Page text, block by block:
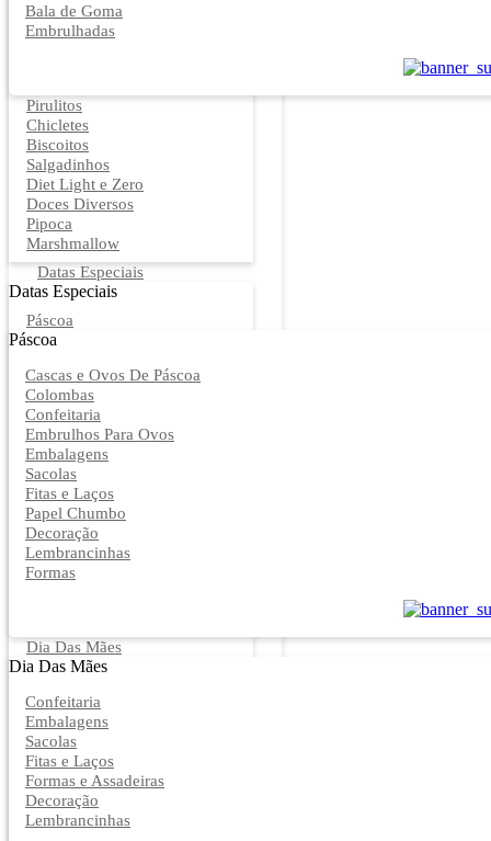
Bala de Goma
Embrulhadas
Pirulitos
Chicletes
Biscoitos
Salgadinhos
Diet Light e Zero
Doces Diversos
Pipoca
Marshmallow
Datas Especiais
Datas Especiais
Páscoa
Páscoa
Cascas e Ovos De Páscoa
Colombas
Confeitaria
Embrulhos Para Ovos
Embalagens
Sacolas
Fitas e Laços
Papel Chumbo
Decoração
Lembrancinhas
Formas
Dia Das Mães
Dia Das Mães
Confeitaria
Embalagens
Sacolas
Fitas e Laços
Formas e Assadeiras
Decoração
Lembrancinhas